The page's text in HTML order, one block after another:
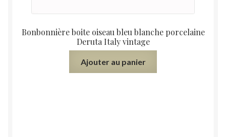
Bonbonnière boite oiseau bleu blanche porcelaine
Deruta Italy vintage
Ajouter au panier